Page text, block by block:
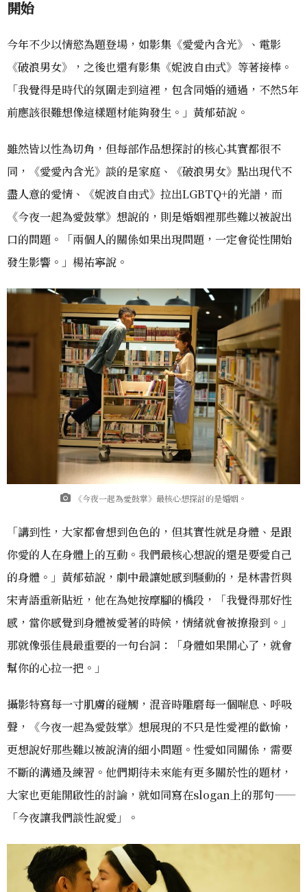
開始
今年不少以情慾為題登場，如影集《愛愛內含光》、電影
《破浪男女》，之後也還有影集《妮波自由式》等著接棒。
「我覺得是時代的氛圍走到這裡，包含同婚的通過，不然5年
前應該很難想像這樣題材能夠發生。」黃郁茹說。
雖然皆以性為切角，但每部作品想探討的核心其實都很不
同，《愛愛內含光》談的是家庭、《破浪男女》點出現代不
盡人意的愛情、《妮波自由式》拉出LGBTQ+的光譜，而
《今夜一起為愛鼓掌》想說的，則是婚姻裡那些難以被說出
口的問題。「兩個人的關係如果出現問題，一定會從性開始
發生影響。」楊祐寧說。
《今夜一起為愛鼓掌》最核心想探討的是婚姻。
「講到性，大家都會想到色色的，但其實性就是身體、是跟
你愛的人在身體上的互動。我們最核心想說的還是要愛自己
的身體。」黃郁茹說，劇中最讓她感到騷動的，是林書哲與
宋青語重新貼近，他在為她按摩腳的橋段，「我覺得那好性
感，當你感覺到身體被愛著的時候，情緒就會被撩撥到。」
那就像張佳晨最重要的一句台詞：「身體如果開心了，就會
幫你的心拉一把。」
攝影特寫每一寸肌膚的碰觸，混音時雕磨每一個喘息、呼吸
聲，《今夜一起為愛鼓掌》想展現的不只是性愛裡的歡愉，
更想說好那些難以被說清的細小問題。性愛如同關係，需要
不斷的溝通及練習。他們期待未來能有更多關於性的題材，
大家也更能開啟性的討論，就如同寫在slogan上的那句——
「今夜讓我們談性說愛」。